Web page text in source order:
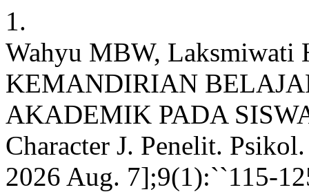
1.
Wahyu MBW,
KEMANDIRIAN
AKADEMIK PADA
Character J. Penelit.
2026 Aug. 7];9(1):``115-